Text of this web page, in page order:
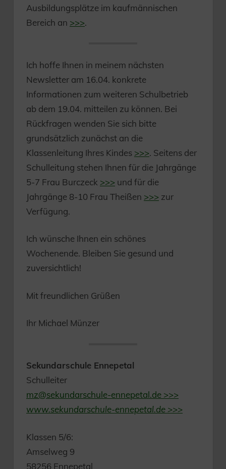
Ausbildungsplätze im kaufmännischen
Bereich an >>>.
Ich hoffe Ihnen in meinem nächsten
Newsletter am 16.04. konkrete
Informationen zum weiteren Schulbetrieb
ab dem 19.04. mitteilen zu können. Bei
Rückfragen wenden Sie sich bitte
grundsätzlich zunächst an die
Klassenleitung Ihres Kindes >>>. Seitens der
Schulleitung stehen Ihnen für die Jahrgänge
5-7 Frau Burczeck >>> und für die
Jahrgänge 8-10 Frau Theißen >>> zur
Verfügung.
Ich wünsche Ihnen ein schönes
Wochenende. Bleiben Sie gesund und
zuversichtlich!
Mit freundlichen Grüßen
Ihr Michael Münzer
Sekundarschule Ennepetal
Schulleiter
mz@sekundarschule-ennepetal.de >>>
www.sekundarschule-ennepetal.de >>>
Klassen 5/6:
Amselweg 9
58256 Ennepetal